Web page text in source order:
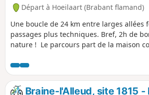
Départ à Hoeilaart (Brabant flamand)
Une boucle de 24 km entre larges allées
passages plus techniques. Bref, 2h de
nature ! Le parcours part de la maison
avec le logo VTT bleu.
Braine-l'Alleud, site 1815 -